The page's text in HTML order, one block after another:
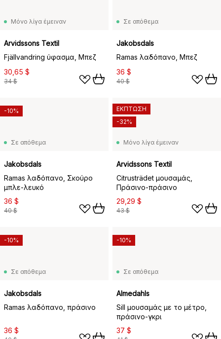
Μόνο λίγα έμειναν
Arvidssons Textil
Fjällvandring ύφασμα, Μπεζ
30,65 $
34 $
Σε απόθεμα
Jakobsdals
Ramas λαδόπανο, Μπεζ
36 $
40 $
Σε απόθεμα
Jakobsdals
Ramas λαδόπανο, Σκούρο
μπλε-λευκό
36 $
40 $
-10%
Μόνο λίγα έμειναν
Arvidssons Textil
Citrusträdet μουσαμάς,
Πράσινο-πράσινο
29,29 $
43 $
ΕΚΠΤΩΣΗ
-32%
Σε απόθεμα
Jakobsdals
Ramas λαδόπανο, πράσινο
36 $
-10%
Σε απόθεμα
Almedahls
Sill μουσαμάς με το μέτρο,
πράσινο-γκρι
37 $
-10%